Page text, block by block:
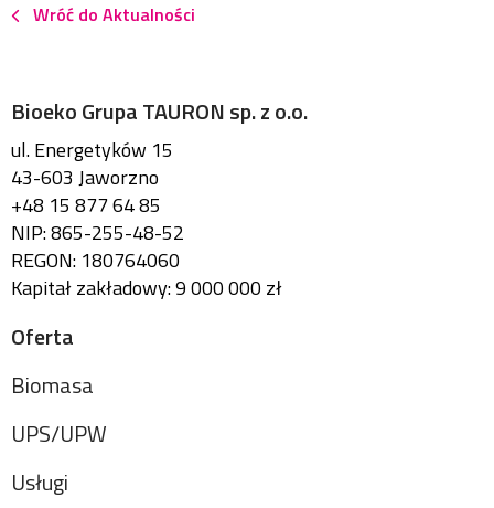
Wróć do Aktualności
Bioeko Grupa TAURON sp. z o.o.
ul. Energetyków 15
43-603 Jaworzno
+48 15 877 64 85
NIP: 865-255-48-52
REGON: 180764060
Kapitał zakładowy: 9 000 000 zł
Oferta
Biomasa
UPS/UPW
Usługi